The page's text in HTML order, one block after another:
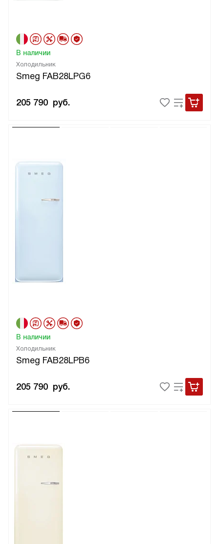
Холодильник
Smeg FAB28LPG6
В наличии
205 790 руб.
Холодильник
Smeg FAB28LPB6
В наличии
205 790 руб.